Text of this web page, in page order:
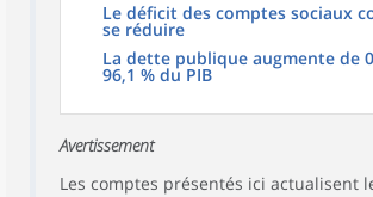
Le déficit des comptes sociaux
se réduire
La dette publique augmente de
96,1 % du PIB
Avertissement
Les comptes présentés ici actualisent